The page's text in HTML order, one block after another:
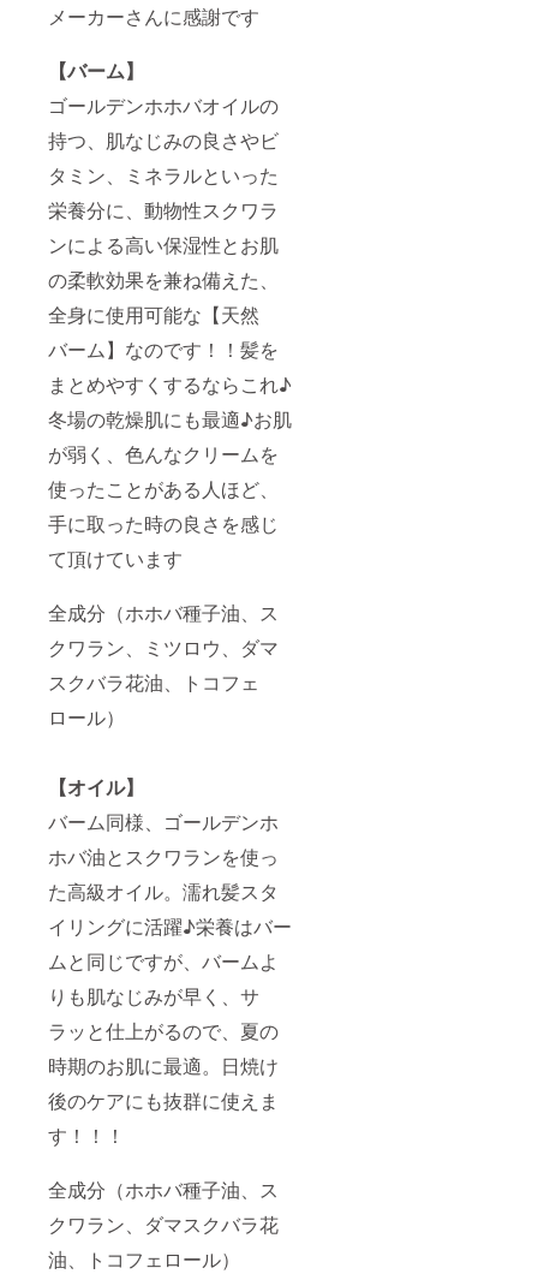
メーカーさんに感謝です
【バーム】
ゴールデンホホバオイルの
持つ、肌なじみの良さやビ
タミン、ミネラルといった
栄養分に、動物性スクワラ
ンによる高い保湿性とお肌
の柔軟効果を兼ね備えた、
全身に使用可能な【天然
バーム】なのです！！髪を
まとめやすくするならこれ♪
冬場の乾燥肌にも最適♪お肌
が弱く、色んなクリームを
使ったことがある人ほど、
手に取った時の良さを感じ
て頂けています
全成分（ホホバ種子油、ス
クワラン、ミツロウ、ダマ
スクバラ花油、トコフェ
ロール）
【オイル】
バーム同様、ゴールデンホ
ホバ油とスクワランを使っ
た高級オイル。濡れ髪スタ
イリングに活躍♪栄養はバー
ムと同じですが、バームよ
りも肌なじみが早く、サ
ラッと仕上がるので、夏の
時期のお肌に最適。日焼け
後のケアにも抜群に使えま
す！！！
全成分（ホホバ種子油、ス
クワラン、ダマスクバラ花
油、トコフェロール）